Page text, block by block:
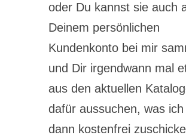
oder Du kannst sie auch
Deinem persönlichen
Kundenkonto bei mir
und Dir irgendwann mal
aus den aktuellen
dafür aussuchen, was ich
dann kostenfrei